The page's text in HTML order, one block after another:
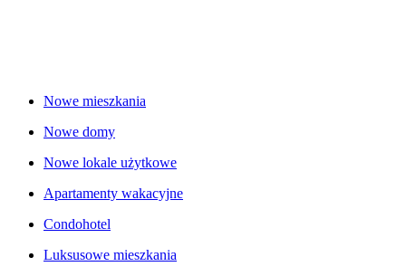
Nowe mieszkania
Nowe domy
Nowe lokale użytkowe
Apartamenty wakacyjne
Condohotel
Luksusowe mieszkania